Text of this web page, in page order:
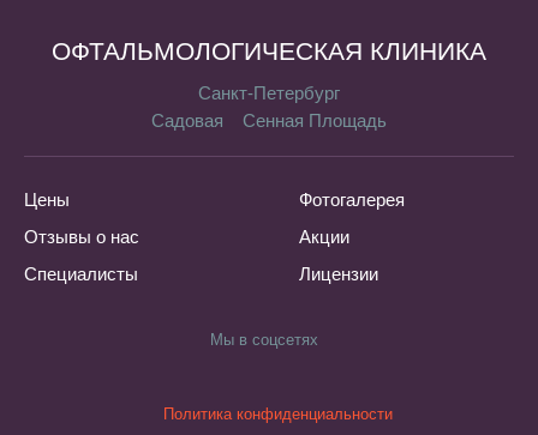
ОФТАЛЬМОЛОГИЧЕСКАЯ КЛИНИКА
Санкт-Петербург
Садовая
Сенная Площадь
Цены
Отзывы о нас
Специалисты
Фотогалерея
Акции
Лицензии
Мы в соцсетях
Политика конфиденциальности